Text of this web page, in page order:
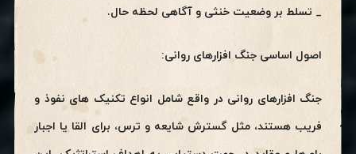
_ تسلط بر وضعیت خنثی و آگاهی لحظه حال.
اصول اساسی جنگ افزارهای روانی:
جنگ افزارهای روانی در واقع شامل انواع تکنیک های نفوذ و
فریب هستند، مثل گسترش شایعه و ترس، برای القا یا اجبار